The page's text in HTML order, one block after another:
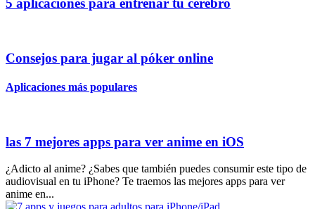
5 aplicaciones para entrenar tu cerebro
Consejos para jugar al póker online
Aplicaciones más populares
las 7 mejores apps para ver anime en iOS
¿Adicto al anime? ¿Sabes que también puedes consumir este tipo de
audiovisual en tu iPhone? Te traemos las mejores apps para ver
anime en...